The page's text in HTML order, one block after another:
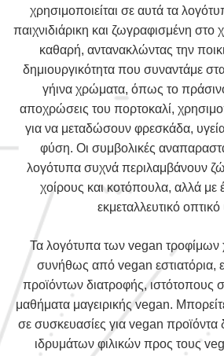
χρησιμοποιείται σε αυτά τα
παιχνιδιάρικη και ζωγραφισμένη στο
καθαρή, αντανακλώντας την
δημιουργικότητα που συναντάμε
γήινα χρώματα, όπως το
αποχρώσεις του πορτοκαλί,
για να μεταδώσουν φρεσκάδα,
φύση. Οι συμβολικές
λογότυπα συχνά περιλαμβάνουν
χοίρους και κοτόπουλα, αλλά με
εκμεταλλευτικό
Τα λογότυπα των vegan τροφίμων
συνήθως από vegan εστιατόρια,
προϊόντων διατροφής, ιστότοπους
μαθήματα μαγειρικής vegan.
σε συσκευασίες για vegan προϊόντα
ιδρυμάτων φιλικών προς τους